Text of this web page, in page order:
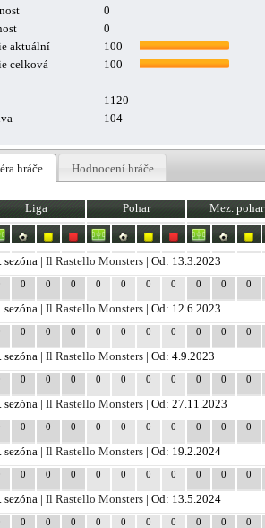
0
0
aktuální
100
celková
100
1120
104
hráče Hodnocení hráče
Liga Pohar Mez. pohar
sezóna |Il Rastello Monsters | Od: 13.3.2023
0 0 0 0 0 0 0 0 0 0
sezóna |Il Rastello Monsters | Od: 12.6.2023
0 0 0 0 0 0 0 0 0 0
sezóna |Il Rastello Monsters | Od: 4.9.2023
0 0 0 0 0 0 0 0 0 0
sezóna |Il Rastello Monsters | Od: 27.11.2023
0 0 0 0 0 0 0 0 0 0
sezóna |Il Rastello Monsters | Od: 19.2.2024
0 0 0 0 0 0 0 0 0 0
sezóna |Il Rastello Monsters | Od: 13.5.2024
0 0 0 0 0 0 0 0 0 0